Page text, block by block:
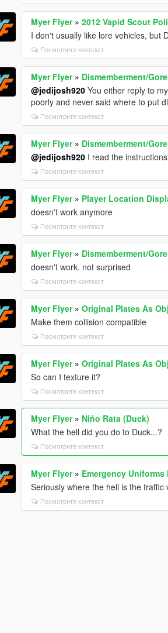
Myer Flyer»2012 Vapid Scout
I don't usually like lore vehicles, but
Посмотрите контекст
Myer Flyer» Dismemberment/Gore
@jedijosh920 You either reply to
poorly and never said where to put
Посмотрите контекст
Myer Flyer» Dismemberment/Gore
@jedijosh920 I read the
Посмотрите контекст
Myer Flyer» Player Location
doesn't work anymore
Посмотрите контекст
Myer Flyer» Dismemberment/Gore
doesn't work. not surprised
Посмотрите контекст
Myer Flyer»Original Plates As
Make them collision compatible
Посмотрите контекст
Myer Flyer»Original Plates As
So can I texture it?
Посмотрите контекст
Myer Flyer» Niño Rata (Duck)
What the hell did you do to Duck...?
Посмотрите контекст
Myer Flyer» Emergency Uniforms
Seriously where the hell is the
Посмотрите контекст